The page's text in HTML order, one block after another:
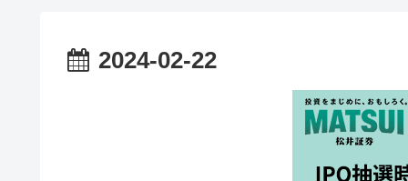
2024-02-22